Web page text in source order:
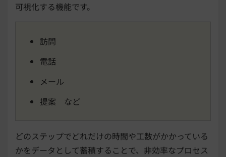
可視化する機能です。
訪問
電話
メール
提案 など
どのステップでどれだけの時間や工数がかかっている
かをデータとして蓄積することで、非効率なプロセス